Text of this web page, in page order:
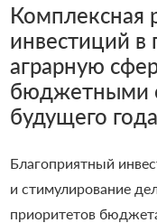
Комплексная
инвестиций
аграрную
бюджетными
будущего года
Благоприятный
и стимулирование
приоритетов